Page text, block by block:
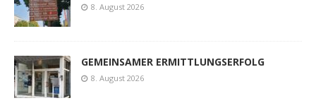
8. August 2026
GEMEINSAMER ERMITTLUNGSERFOLG
8. August 2026